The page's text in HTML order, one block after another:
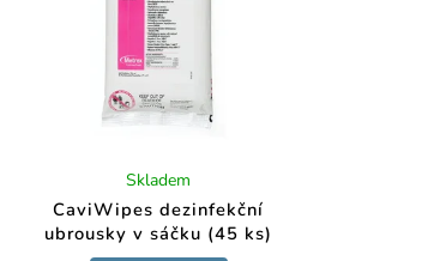
CaviWipes dezinfekční
ubrousky v sáčku (45 ks)
Skladem